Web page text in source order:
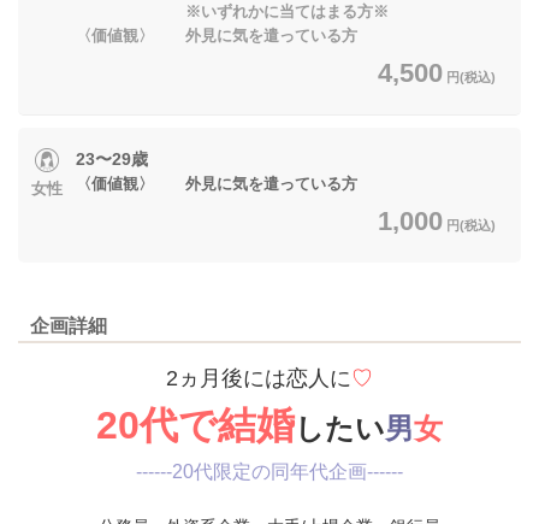
※いずれかに当てはまる方※
〈価値観〉 外見に気を遣っている方
4,500 円(税込)
女性
23〜29歳
〈価値観〉 外見に気を遣っている方
1,000 円(税込)
企画詳細
2ヵ月後には恋人に ♡
20代で結婚したい男女
------20代限定の同年代企画------